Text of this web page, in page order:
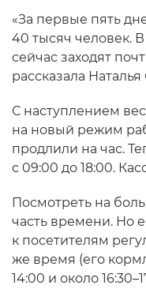
«За первые пять
40 тысяч человек.
сейчас заходят
рассказала
С наступлением
на новый режим
продлили на час.
с 09:00 до 18:00.
Посмотреть на
часть времени. Но
к посетителям
же время (его
14:00 и около